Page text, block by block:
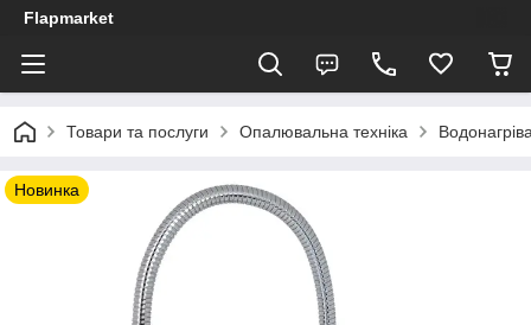
Flapmarket
Товари та послуги Опалювальна техніка
Новинка